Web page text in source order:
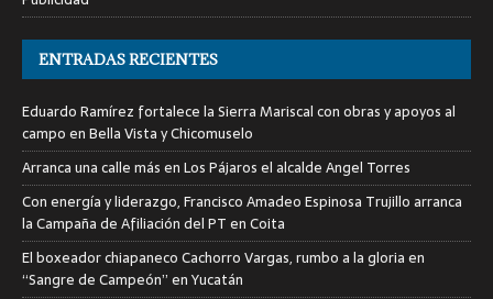
ENTRADAS RECIENTES
Eduardo Ramírez fortalece la Sierra Mariscal con obras y apoyos al
campo en Bella Vista y Chicomuselo
Arranca una calle más en Los Pájaros el alcalde Angel Torres
Con energía y liderazgo, Francisco Amadeo Espinosa Trujillo arranca
la Campaña de Afiliación del PT en Coita
El boxeador chiapaneco Cachorro Vargas, rumbo a la gloria en
“Sangre de Campeón” en Yucatán